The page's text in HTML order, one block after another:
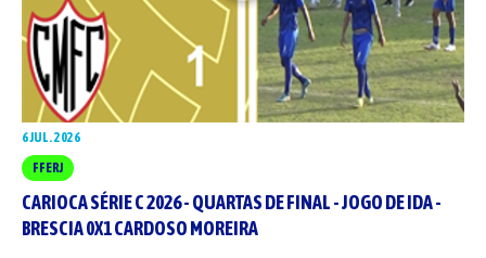
6 JUL. 2026
FFERJ
CARIOCA SÉRIE C 2026 - QUARTAS DE FINAL - JOGO DE IDA -
BRESCIA 0X1 CARDOSO MOREIRA